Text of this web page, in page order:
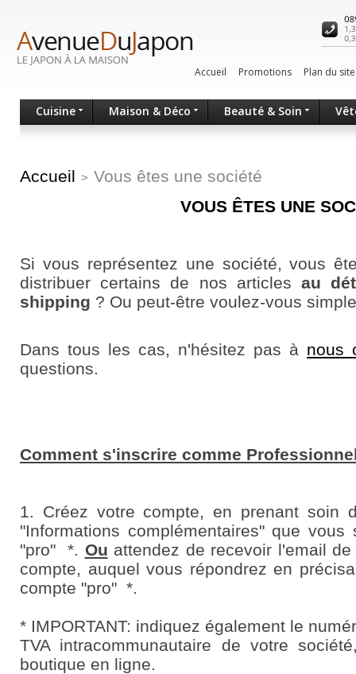
Accueil Promotions Plan du site
Cuisine Maison & Déco Beauté & Soin
Accueil > Vous êtes une société
VOUS ÊTES UNE
Si vous représentez une société, vous
distribuer certains de nos articles au
shipping ? Ou peut-être voulez-vous
Dans tous les cas, n'hésitez pas à nous
questions.
Comment s'inscrire comme
1. Créez votre compte, en prenant soin
"Informations complémentaires" que
"pro" *. Ou attendez de recevoir l'email
compte, auquel vous répondrez en
compte "pro" *.
* IMPORTANT: indiquez également le
TVA intracommunautaire de votre
boutique en ligne.